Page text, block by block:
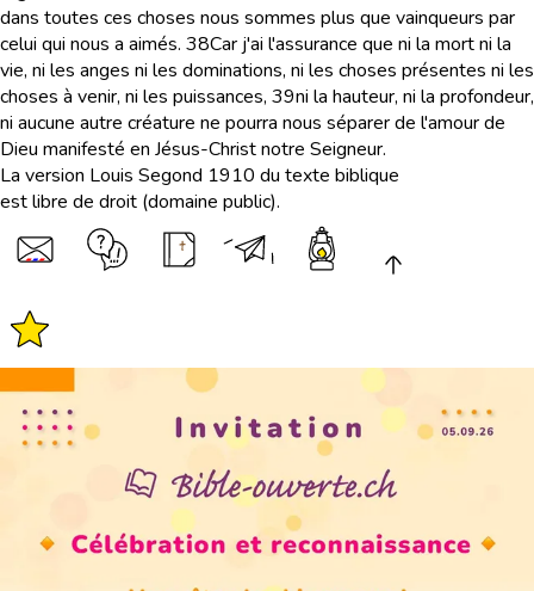
dans toutes ces choses nous sommes plus que vainqueurs par
celui qui nous a aimés. 38Car j'ai l'assurance que ni la mort ni la
vie, ni les anges ni les dominations, ni les choses présentes ni les
choses à venir, ni les puissances, 39ni la hauteur, ni la profondeur,
ni aucune autre créature ne pourra nous séparer de l'amour de
Dieu manifesté en Jésus-Christ notre Seigneur.
La version Louis Segond 1910 du texte biblique
est libre de droit (domaine public).